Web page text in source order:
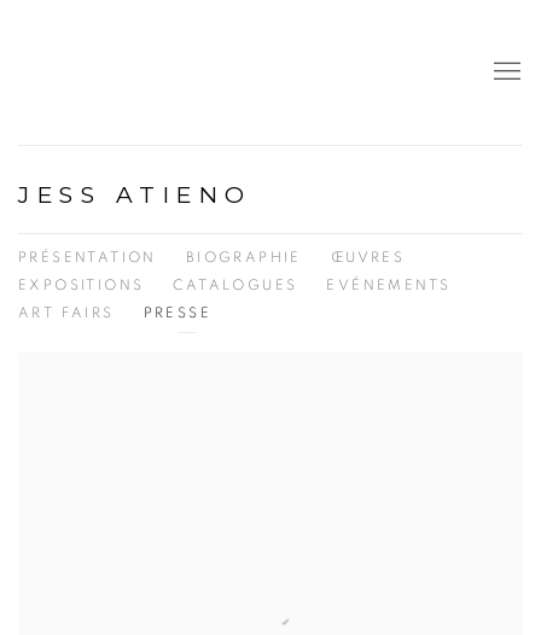
JESS ATIENO
PRÉSENTATION BIOGRAPHIE
ŒUVRES
EXPOSITIONS
CATALOGUES
EVÉNEMENTS
ART FAIRS
PRESSE